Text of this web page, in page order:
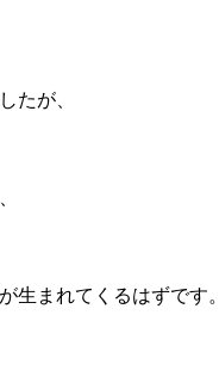
たが、
生まれてくるはずです。